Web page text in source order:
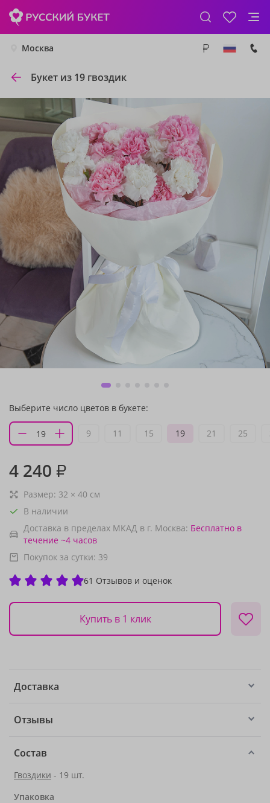
Москва
Букет из 19 гвоздик
Выберите число цветов в букете:
9 11 15 19 21 25
4 240 ₽
Размер: 32 × 40 см
В наличии
Доставка в пределах МКАД в г. Москва: Бесплатно в
течение ~4 часов
Покупок за сутки: 39
61 Отзывов и оценок
Купить в 1 клик
Доставка
Отзывы
Состав
Гвоздики - 19 шт.
Упаковка